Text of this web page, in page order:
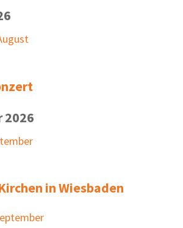
2026
in Wiesbaden